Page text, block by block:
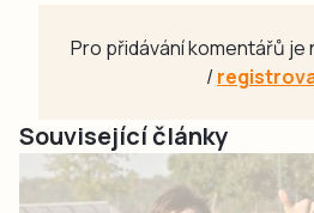
Pro přidávání komentářů je
/
Související články